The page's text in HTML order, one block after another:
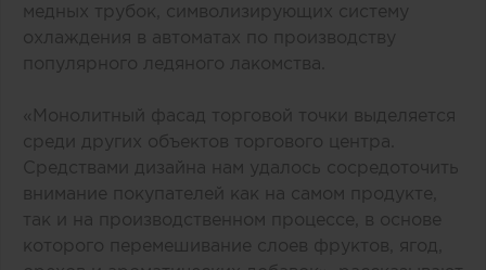
медных трубок, символизирующих систему
охлаждения в автоматах по производству
популярного ледяного лакомства.
«Монолитный фасад торговой точки выделяется
среди других объектов торгового центра.
Средствами дизайна нам удалось сосредоточить
внимание покупателей как на самом продукте,
так и на производственном процессе, в основе
которого перемешивание слоев фруктов, ягод,